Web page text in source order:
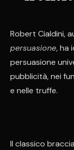
Robert Cialdini,
persuasione, ha
persuasione
pubblicità, nei
e nelle truffe.
Il classico